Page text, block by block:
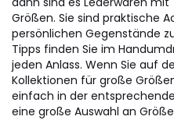
Größen. Sie sind praktische
persönlichen Gegenstände
Tipps finden Sie im
jeden Anlass. Wenn Sie auf
Kollektionen für große
einfach in der
eine große Auswahl an